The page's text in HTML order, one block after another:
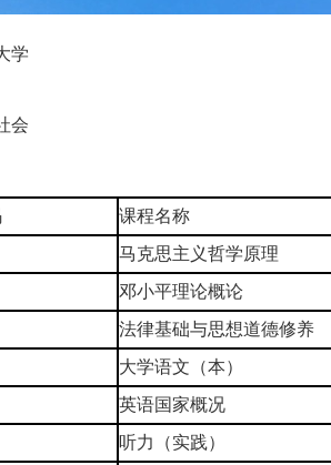
学
会
课程名称
马克思主义哲学原理
邓小平理论概论
法律基础与思想道德修养
大学语文（本）
英语国家概况
听力（实践）